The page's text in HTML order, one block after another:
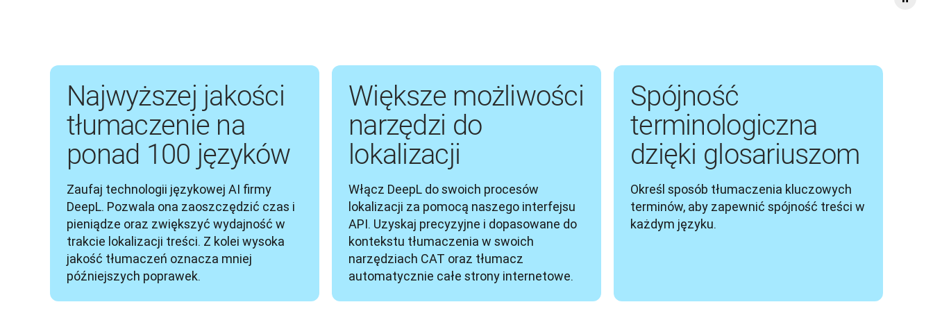
Najwyższej jakości
tłumaczenie na
ponad 100 języków
Zaufaj technologii językowej AI firmy
DeepL. Pozwala ona zaoszczędzić czas i
pieniądze oraz zwiększyć wydajność w
trakcie lokalizacji treści. Z kolei wysoka
jakość tłumaczeń oznacza mniej
późniejszych poprawek.
Większe możliwości
narzędzi do
lokalizacji
Włącz DeepL do swoich procesów
lokalizacji za pomocą naszego interfejsu
API. Uzyskaj precyzyjne i dopasowane do
kontekstu tłumaczenia w swoich
narzędziach CAT oraz tłumacz
automatycznie całe strony internetowe.
Spójność
terminologiczna
dzięki glosariuszom
Określ sposób tłumaczenia kluczowych
terminów, aby zapewnić spójność treści w
każdym języku.